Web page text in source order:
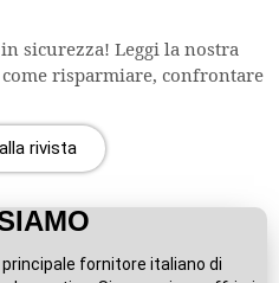
sicurezza! Leggi la nostra
risparmiare, confrontare
rivista
fornitore italiano di